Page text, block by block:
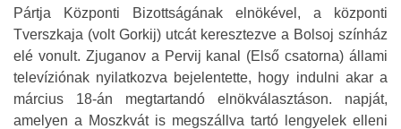
Pártja Központi Bizottságának elnökével, a központi
Tverszkaja (volt Gorkij) utcát keresztezve a Bolsoj színház
elé vonult. Zjuganov a Pervij kanal (Első csatorna) állami
televíziónak nyilatkozva bejelentette, hogy indulni akar a
március 18-án megtartandó elnökválasztáson. napját,
amelyen a Moszkvát is megszállva tartó lengyelek elleni